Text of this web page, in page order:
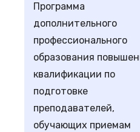
Программа
дополнительного
профессионального
образования
квалификации по
подготовке
преподавателей,
обучающих приемам